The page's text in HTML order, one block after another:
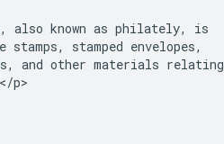
also known as philately, is
stamps, stamped envelopes,
and other materials relating
p>